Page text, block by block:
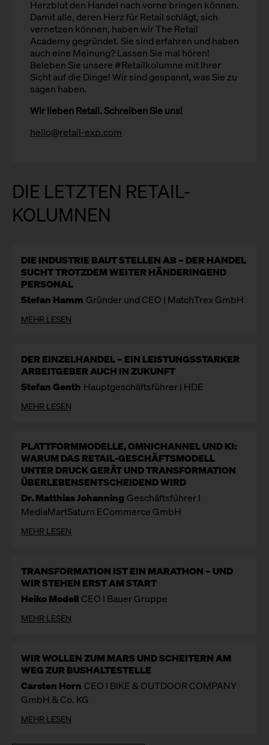
Herzblut den Handel nach vorne bringen können.
Damit alle, deren Herz für Retail schlägt, sich
vernetzen können, haben wir The Retail
Academy gegründet. Sie sind erfahren und haben
auch eine Meinung? Lassen Sie mal hören!
Beleben Sie unsere #Retailkolumne mit Ihrer
Sicht auf die Dinge! Wir sind gespannt, was Sie zu
sagen haben.
Wir lieben Retail. Schreiben Sie uns!
hello@retail-exp.com
DIE LETZTEN RETAIL-
KOLUMNEN
DIE INDUSTRIE BAUT STELLEN AB – DER HANDEL
SUCHT TROTZDEM WEITER HÄNDERINGEND
PERSONAL
Stefan Hamm Gründer und CEO | MatchTrex GmbH
MEHR LESEN
DER EINZELHANDEL – EIN LEISTUNGSSTARKER
ARBEITGEBER AUCH IN ZUKUNFT
Stefan Genth Hauptgeschäftsführer | HDE
MEHR LESEN
PLATTFORMMODELLE, OMNICHANNEL UND KI:
WARUM DAS RETAIL-GESCHÄFTSMODELL
UNTER DRUCK GERÄT UND TRANSFORMATION
ÜBERLEBENSENTSCHEIDEND WIRD
Dr. Matthias Johanning Geschäftsführer I
MediaMartSaturn ECommerce GmbH
MEHR LESEN
TRANSFORMATION IST EIN MARATHON – UND
WIR STEHEN ERST AM START
Heiko Modell CEO I Bauer Gruppe
MEHR LESEN
WIR WOLLEN ZUM MARS UND SCHEITERN AM
WEG ZUR BUSHALTESTELLE
Carsten Horn CEO I BIKE & OUTDOOR COMPANY
GmbH & Co. KG
MEHR LESEN